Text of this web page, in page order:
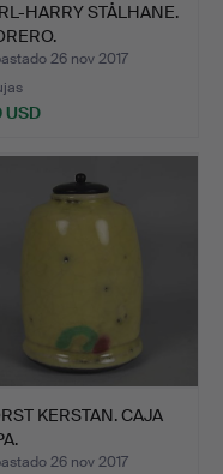
HARRY STÅLHANE.
26 nov 2017
USD
KERSTAN. CAJA
26 nov 2017